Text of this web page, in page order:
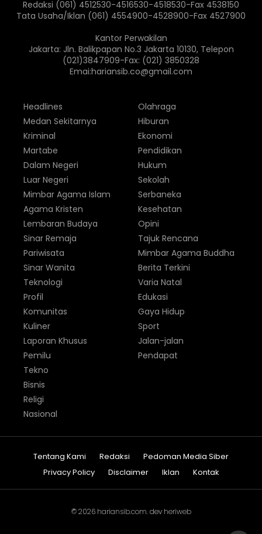
Redaksi (061) 4512530-4516530-4518530-Fax 4538150
Tata Usaha/Iklan (061) 4554900-4528900-Fax 4527900
Kantor Perwakilan
Jakarta: Jln. Balikpapan No.3 Jakarta 10130, Telepon
(021)3847909-Fax: (021) 3850328
Emai:hariansib.co@gmail.com
Headlines
Medan Sekitarnya
Kriminal
Martabe
Dalam Negeri
Luar Negeri
Olahraga
Hiburan
Ekonomi
Pendidikan
Hukum
Sekolah
Mimbar Agama Islam
Agama Kristen
Lembaran Budaya
Sinar Remaja
Pariwisata
Sinar Wanita
Serbaneka
Kesehatan
Opini
Tajuk Rencana
Mimbar Agama Buddha
Berita Terkini
Teknologi
Profil
Komunitas
Kuliner
Laporan Khusus
Pemilu
Varia Natal
Edukasi
Gaya Hidup
Sport
Jalan-jalan
Pendapat
Tekno
Bisnis
Religi
Nasional
Tentang Kami Redaksi
Pedoman Media Siber
Privacy Policy
Disclaimer Iklan Kontak
© 2026 hariansib.com. dev heriweb